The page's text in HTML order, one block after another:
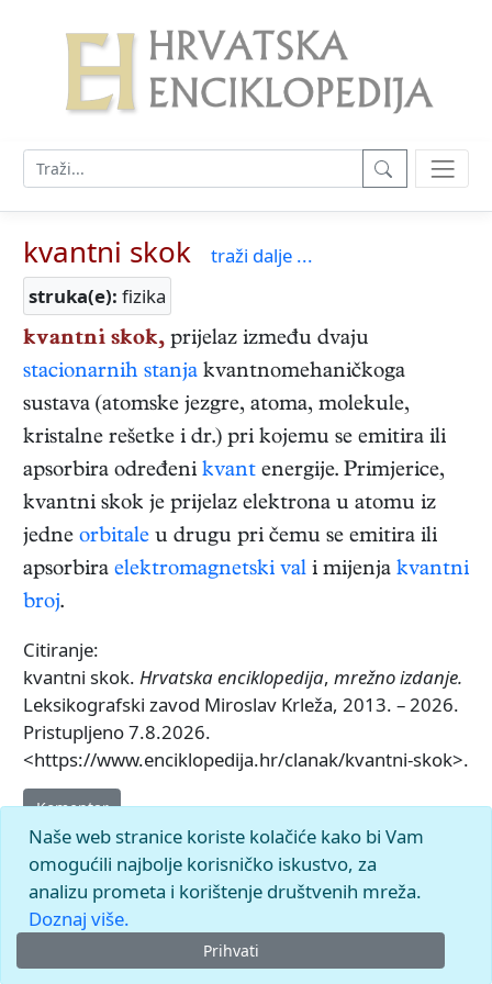
kvantni skok
traži dalje ...
struka(e): fizika
kvantni skok, prijelaz između dvaju
stacionarnih stanja kvantnomehaničkoga
sustava (atomske jezgre, atoma, molekule,
kristalne rešetke i dr.) pri kojemu se emitira ili
apsorbira određeni kvant energije. Primjerice,
kvantni skok je prijelaz elektrona u atomu iz
jedne orbitale u drugu pri čemu se emitira ili
apsorbira elektromagnetski val i mijenja kvantni
broj.
Citiranje:
kvantni skok. Hrvatska enciklopedija, mrežno izdanje.
Leksikografski zavod Miroslav Krleža, 2013. – 2026.
Pristupljeno 7.8.2026.
<https://www.enciklopedija.hr/clanak/kvantni-skok>.
Komentar
Naše web stranice koriste kolačiće kako bi Vam
omogućili najbolje korisničko iskustvo, za
analizu prometa i korištenje društvenih mreža.
Doznaj više.
Prihvati
© 2026.Leksikografski zavodMiroslav Krleža